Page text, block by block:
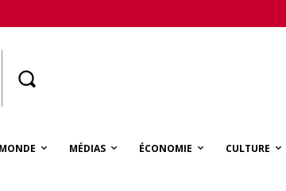
MONDE MÉDIAS ÉCONOMIE CULTURE